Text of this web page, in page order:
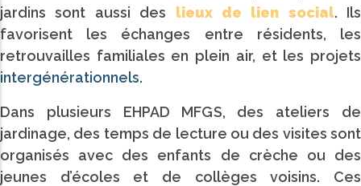
jardins sont aussi des lieux de lien social. Ils
favorisent les échanges entre résidents, les
retrouvailles familiales en plein air, et les projets
intergénérationnels.
Dans plusieurs EHPAD MFGS, des ateliers de
jardinage, des temps de lecture ou des visites sont
organisés avec des enfants de crèche ou des
jeunes d’écoles et de collèges voisins. Ces